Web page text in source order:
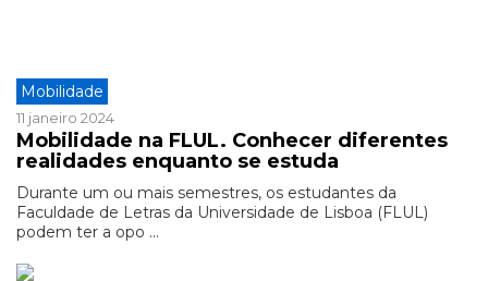
Mobilidade
11 janeiro 2024
Mobilidade na FLUL. Conhecer diferentes
realidades enquanto se estuda
Durante um ou mais semestres, os estudantes da
Faculdade de Letras da Universidade de Lisboa (FLUL)
podem ter a opo ...